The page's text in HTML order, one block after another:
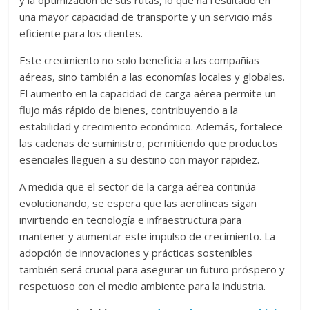
una mayor capacidad de transporte y un servicio más
eficiente para los clientes.
Este crecimiento no solo beneficia a las compañías
aéreas, sino también a las economías locales y globales.
El aumento en la capacidad de carga aérea permite un
flujo más rápido de bienes, contribuyendo a la
estabilidad y crecimiento económico. Además, fortalece
las cadenas de suministro, permitiendo que productos
esenciales lleguen a su destino con mayor rapidez.
A medida que el sector de la carga aérea continúa
evolucionando, se espera que las aerolíneas sigan
invirtiendo en tecnología e infraestructura para
mantener y aumentar este impulso de crecimiento. La
adopción de innovaciones y prácticas sostenibles
también será crucial para asegurar un futuro próspero y
respetuoso con el medio ambiente para la industria.